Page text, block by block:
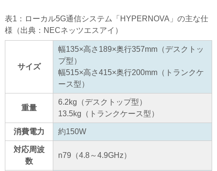
表1：ローカル5G通信システム「HYPERNOVA」の主な仕
様（出典：NECネッツエスアイ）
サイズ
幅135×高さ189×奥行357mm（デスクトッ
プ型）
幅515×高さ415×奥行200mm（トランクケ
ース型）
重量
6.2kg（デスクトップ型）
13.5kg（トランクケース型）
消費電力 約150W
対応周波
数
n79（4.8～4.9GHz）